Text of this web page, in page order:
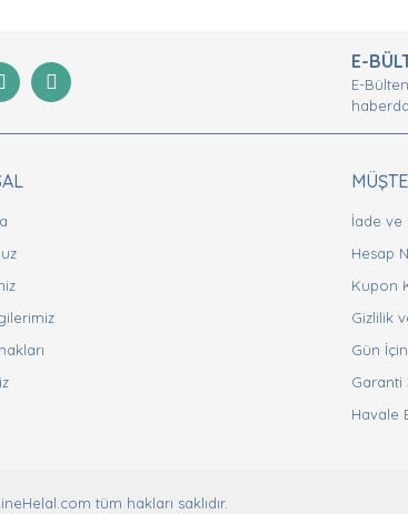
açıklamasında eksik bilgiler bulunuyor.
ürüne benzer farklı alternatifler olmalı.
E-
E-
İade ve
Hesap
Kupon
Gizlilik
Gün
Garanti
Havale
tüm hakları saklıdır.